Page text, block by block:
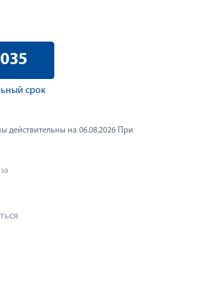
срок
действительны на 06.08.2026 При